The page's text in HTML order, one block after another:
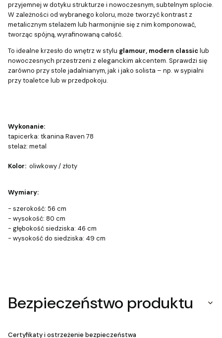
przyjemnej w dotyku strukturze i nowoczesnym, subtelnym splocie.
W zależności od wybranego koloru, może tworzyć kontrast z
metalicznym stelażem lub harmonijnie się z nim komponować,
tworząc spójną, wyrafinowaną całość.
To idealne krzesło do wnętrz w stylu glamour, modern classiclub
nowoczesnych przestrzeni z eleganckim akcentem. Sprawdzi się
zarówno przy stole jadalnianym, jak i jako solista – np. w sypialni
przy toaletce lub w przedpokoju.
Wykonanie:
tapicerka: tkanina Raven 78
stelaż: metal
Kolor: oliwkowy / złoty
Wymiary:
- szerokość: 56 cm
- wysokość: 80 cm
- głębokość siedziska: 46 cm
- wysokość do siedziska: 49 cm
Bezpieczeństwo produktu
Certyfikaty i ostrzeżenie bezpieczeństwa